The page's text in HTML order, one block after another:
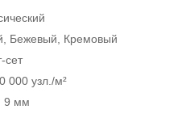
Бежевый, Кремовый
сет
000 узл./м²
9 мм